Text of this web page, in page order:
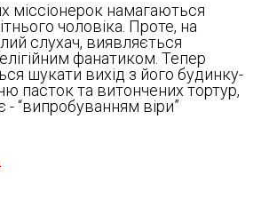
міссіонерок намагаються
чоловіка. Проте, на
слухач, виявляється
фанатиком. Тепер
шукати вихід з його будинку-
пасток та витончених тортур,
- “випробуванням віри”